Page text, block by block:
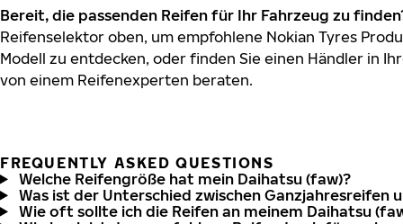
Bereit, die passenden Reifen für Ihr Fahrzeug zu
Reifenselektor oben, um empfohlene Nokian Tyres
Modell zu entdecken, oder finden Sie einen Händler in
von einem Reifenexperten beraten.
FREQUENTLY ASKED QUESTIONS
Welche Reifengröße hat mein Daihatsu (faw)?
Was ist der Unterschied zwischen Ganzjahresreifen
Wie oft sollte ich die Reifen an meinem Daihatsu